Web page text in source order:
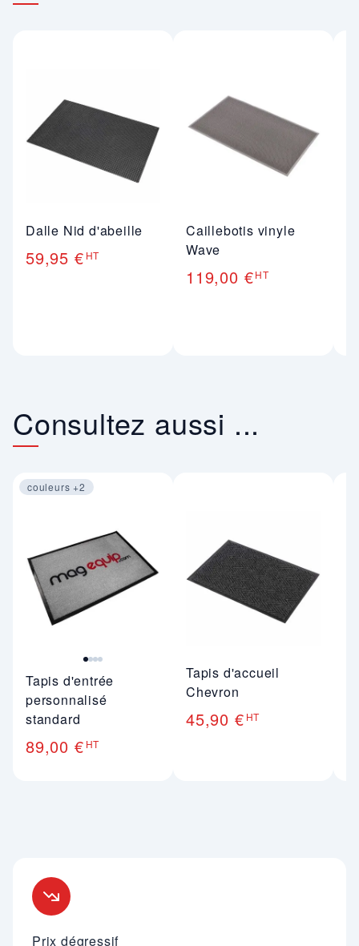
Dalle Nid d'abeille
59,95 € HT
Caillebotis vinyle
Wave
119,00 €HT
Consultez aussi ...
couleurs +2
Tapis d'entrée
personnalisé
standard
89,00 € HT
Tapis d'accueil
Chevron
45,90 € HT
Prix dégressif